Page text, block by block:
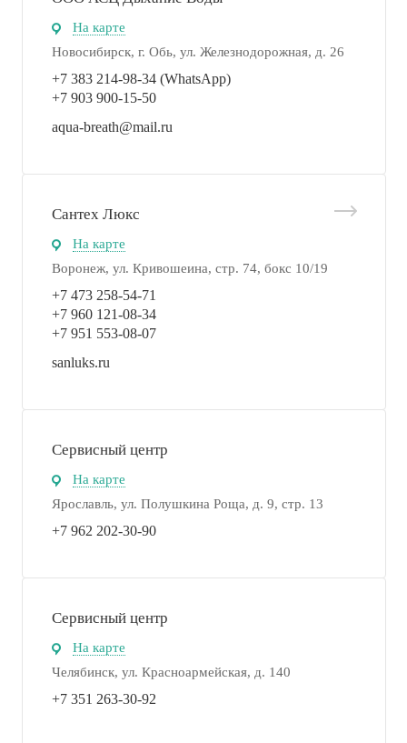
На карте
Новосибирск, г. Обь, ул. Железнодорожная, д. 26
+7 383 214-98-34 (WhatsApp)
+7 903 900-15-50
aqua-breath@mail.ru
Сантех Люкс
На карте
Воронеж, ул. Кривошеина, стр. 74, бокс 10/19
+7 473 258-54-71
+7 960 121-08-34
+7 951 553-08-07
sanluks.ru
Сервисный центр
На карте
Ярославль, ул. Полушкина Роща, д. 9, стр. 13
+7 962 202-30-90
Сервисный центр
На карте
Челябинск, ул. Красноармейская, д. 140
+7 351 263-30-92